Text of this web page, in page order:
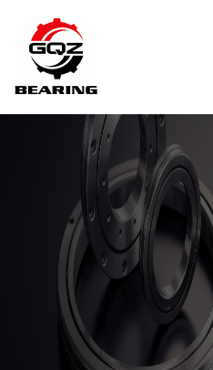
Главная
Продукция
Новости
Контакты